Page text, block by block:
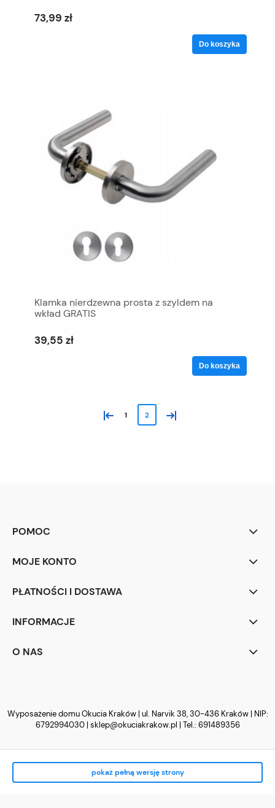
73,99 zł
Do koszyka
Klamka nierdzewna prosta z szyldem na
wkład GRATIS
39,55 zł
Do koszyka
« 1 2 »
POMOC
MOJE KONTO
PŁATNOŚCI I DOSTAWA
INFORMACJE
O NAS
Wyposażenie domu Okucia Kraków | ul. Narvik 38, 30-436 Kraków | NIP:
6792994030 | sklep@okuciakrakow.pl | Tel.: 691489356
pokaż pełną wersję strony